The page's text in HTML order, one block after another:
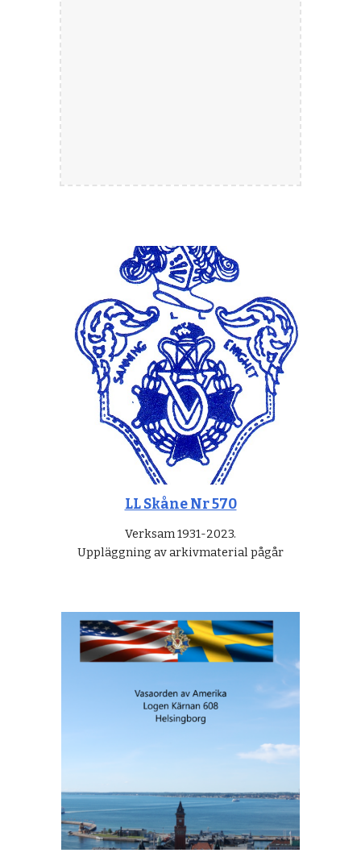
LL Skåne Nr 570
Verksam 1931-2023.
Uppläggning av arkivmaterial pågår